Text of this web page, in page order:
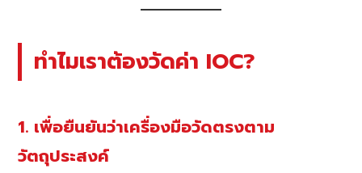
ทำไมเราต้องวัดค่า IOC?
1. เพื่อยืนยันว่าเครื่องมือวัดตรงตาม
วัตถุประสงค์